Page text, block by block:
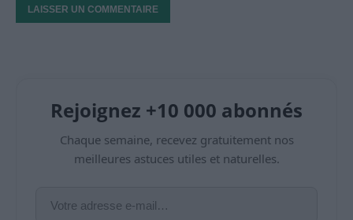
Rejoignez +10 000 abonnés
Chaque semaine, recevez gratuitement nos
meilleures astuces utiles et naturelles.